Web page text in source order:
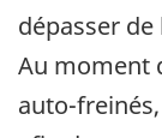
dépasser
Au moment
auto-